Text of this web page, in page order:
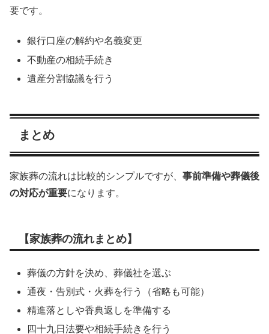
要です。
銀行口座の解約や名義変更
不動産の相続手続き
遺産分割協議を行う
まとめ
家族葬の流れは比較的シンプルですが、 事前準備や葬儀後
の対応が重要になります。
【家族葬の流れまとめ】
葬儀の方針を決め、葬儀社を選ぶ
通夜・告別式・火葬を行う（省略も可能）
精進落としや香典返しを準備する
四十九日法要や相続手続きを行う